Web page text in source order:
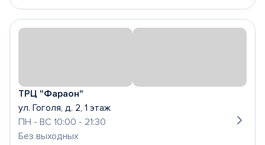
ТРЦ "Фараон"
ул. Гоголя, д. 2, 1 этаж
ПН - ВС 10:00 - 21:30
Без выходных